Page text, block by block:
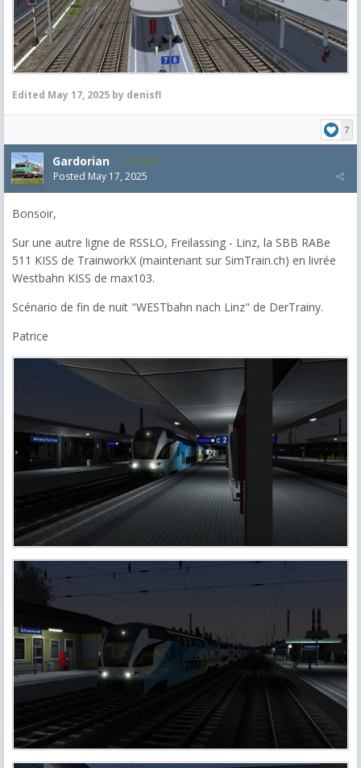
Edited May 17, 2025 by denisfl
7
Gardorian 1,903
Posted May 17, 2025
Bonsoir,
Sur une autre ligne de RSSLO, Freilassing - Linz, la SBB RABe
511 KISS de TrainworkX (maintenant sur SimTrain.ch) en livrée
Westbahn KISS de max103.
Scénario de fin de nuit "WESTbahn nach Linz" de DerTrainy.
Patrice